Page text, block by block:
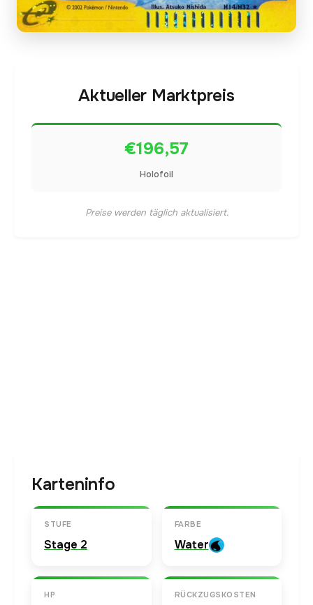
Aktueller Marktpreis
€196,57
Holofoil
Preise werden täglich aktualisiert.
Karteninfo
STUFE
Stage 2
FARBE
Water
HP RÜCKZUGSKOSTEN